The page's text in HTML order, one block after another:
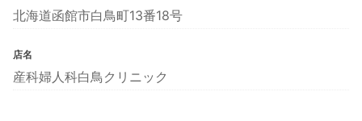
北海道函館市白鳥町13番18号
店名
産科婦人科白鳥クリニック